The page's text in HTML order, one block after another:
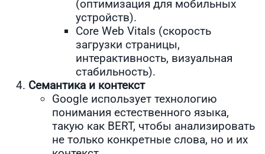
(оптимизация для мобильных
устройств).
Core Web Vitals (скорость
загрузки страницы,
интерактивность, визуальная
стабильность).
Семантика и контекст
Google использует технологию
понимания естественного языка,
такую как BERT, чтобы анализировать
не только конкретные слова, но и их